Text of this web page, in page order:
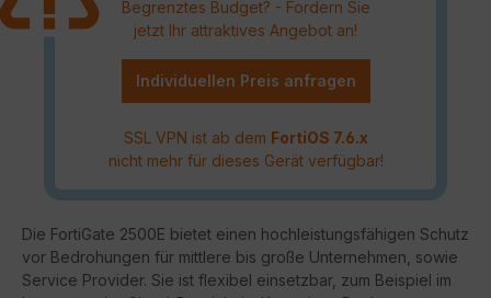
Begrenztes Budget? - Fordern Sie
jetzt Ihr attraktives Angebot an!
Individuellen Preis anfragen
SSL VPN ist ab dem FortiOS 7.6.x
nicht mehr für dieses Gerät verfügbar!
Die FortiGate 2500E bietet einen hochleistungsfähigen Schutz
vor Bedrohungen für mittlere bis große Unternehmen, sowie
Service Provider. Sie ist flexibel einsetzbar, zum Beispiel im